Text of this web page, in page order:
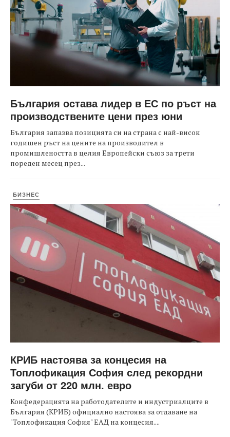
България остава лидер в ЕС по ръст на
производствените цени през юни
България запазва позицията си на страна с най-висок
годишен ръст на цените на производител в
промишлеността в целия Европейски съюз за трети
пореден месец през...
БИЗНЕС
КРИБ настоява за концесия на
Топлофикация София след рекордни
загуби от 220 млн. евро
Конфедерацията на работодателите и индустриалците в
България (КРИБ) официално настоява за отдаване на
"Топлофикация София" ЕАД на концесия....